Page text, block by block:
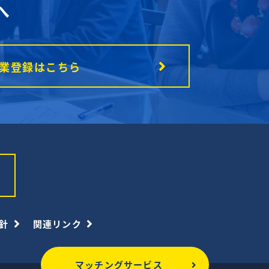
登録はこちら
関連リンク
マッチングサービス